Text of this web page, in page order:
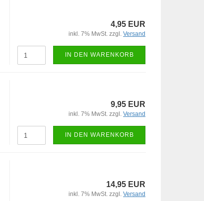
4,95 EUR
inkl. 7% MwSt. zzgl. Versand
IN DEN WARENKORB
9,95 EUR
inkl. 7% MwSt. zzgl. Versand
IN DEN WARENKORB
14,95 EUR
inkl. 7% MwSt. zzgl. Versand